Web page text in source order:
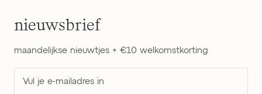
nieuwsbrief
maandelijkse nieuwtjes + €10 welkomstkorting